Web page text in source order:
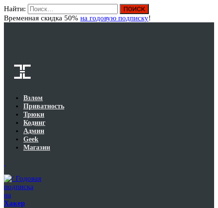
Найти:
Временная скидка 50% на годовую подписку!
Взлом
Приватность
Трюки
Кодинг
Админ
Geek
Магазин
Годовая
подписка
на
Хакер